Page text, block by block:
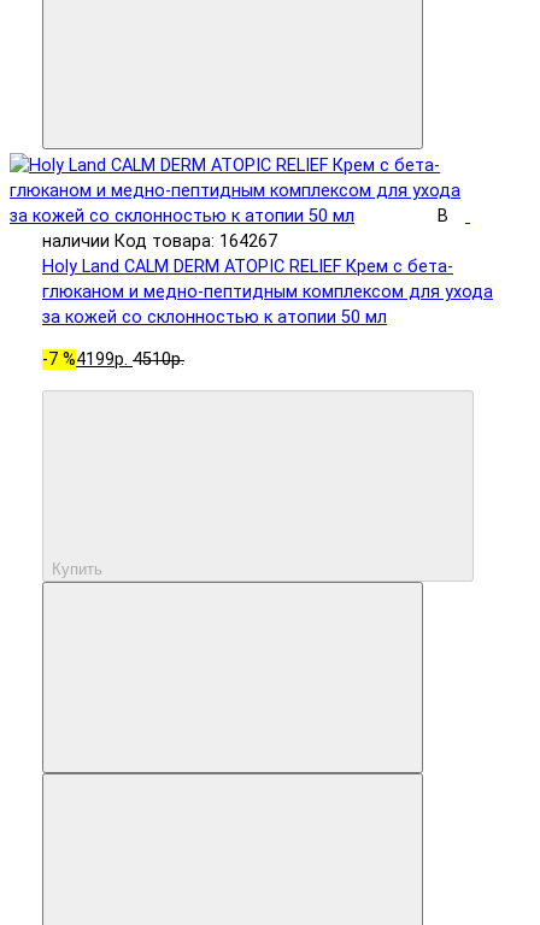
В
наличии Код товара: 164267
Holy Land CALM DERM ATOPIC RELIEF Крем с бета-
глюканом и медно-пептидным комплексом для ухода
за кожей со склонностью к атопии 50 мл
-7 %4199р. 4510р.
Купить